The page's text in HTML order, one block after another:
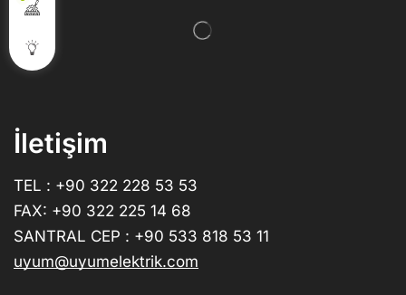
İletişim
TEL : +90 322 228 53 53
FAX: +90 322 225 14 68
SANTRAL CEP : +90 533 818 53 11
uyum@uyumelektrik.com